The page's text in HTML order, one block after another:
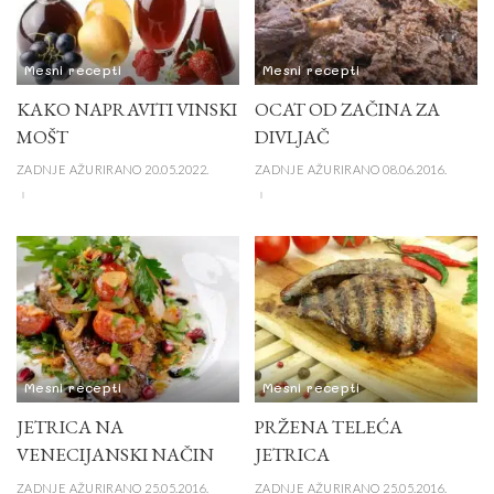
Mesni recepti
KAKO NAPRAVITI VINSKI
MOŠT
ZADNJE AŽURIRANO 20.05.2022.
Mesni recepti
OCAT OD ZAČINA ZA
DIVLJAČ
ZADNJE AŽURIRANO 08.06.2016.
Mesni recepti
JETRICA NA
VENECIJANSKI NAČIN
ZADNJE AŽURIRANO 25.05.2016.
Mesni recepti
PRŽENA TELEĆA
JETRICA
ZADNJE AŽURIRANO 25.05.2016.